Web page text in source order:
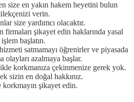
size en yakın hakem heyetini bulun
verin.
size yardımcı olacaktır.
firmaları şikayet edin haklarında yasal
işlem başlatın.
satmamayı öğrenirler ve piyasada
olayları azalmaya başlar.
korkmanıza çekinmenize gerek yok.
sizin en doğal hakkınız.
şikayet edin.